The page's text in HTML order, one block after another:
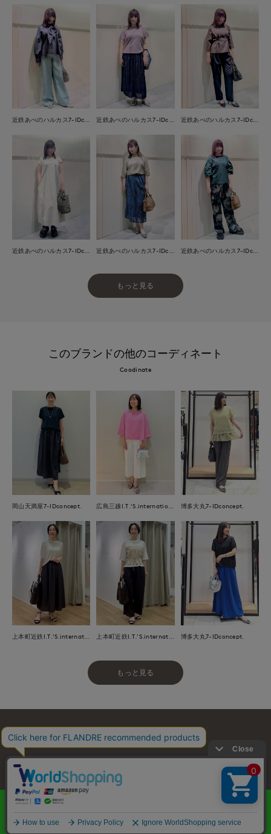
もっと見る
このブランドの他のコーディネート
Coodinate
岡山天満屋7-IDconcept. 博多大丸7-IDconcept.
博多大丸7-IDconcept.
もっと見る
お問い合わせ 利用規約 プライバシーポリシー
特定商取引・古物営業法に基づく表示